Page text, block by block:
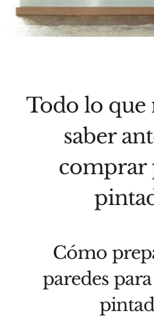
Todo lo que
saber
comprar
Cómo
paredes